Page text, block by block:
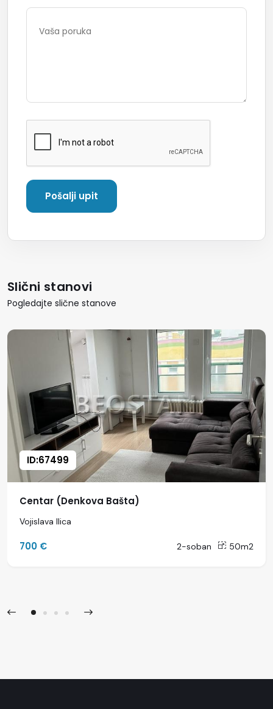
Slični stanovi
Pogledajte slične stanove
ID:67499
Centar (Denkova Bašta)
Vojislava Ilica
700 € 2-soban 50m2